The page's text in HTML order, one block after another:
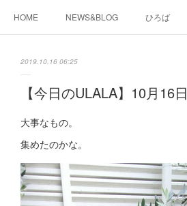
HOME NEWS&BLOG ひろば
2019.10.16 06:25
【今日のULALA】10月16日
大事なもの。
集めたのかな。